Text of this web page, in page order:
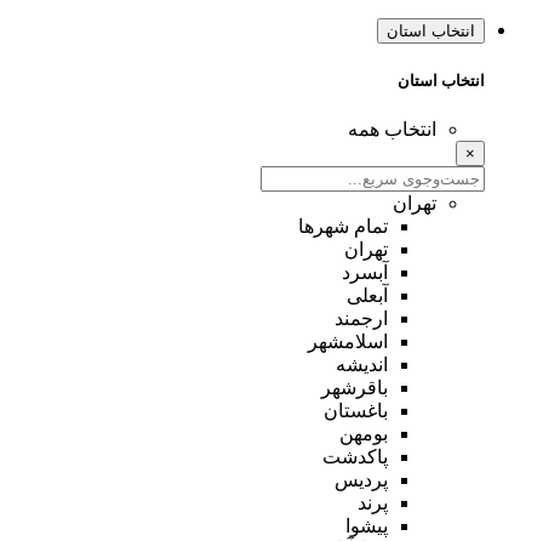
انتخاب استان
انتخاب استان
انتخاب همه
×
تهران
تمام شهر‌ها
تهران
آبسرد
آبعلی
ارجمند
اسلامشهر
اندیشه
باقرشهر
باغستان
بومهن
پاکدشت
پردیس
پرند
پیشوا